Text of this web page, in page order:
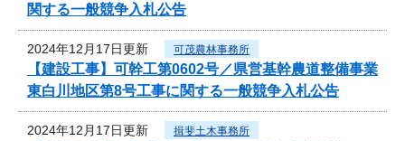
関する一般競争入札公告
2024年12月17日更新 可茂農林事務所
【建設工事】可幹工第0602号／県営基幹農道整備事業
東白川地区第8号工事に関する一般競争入札公告
2024年12月17日更新 揖斐土木事務所